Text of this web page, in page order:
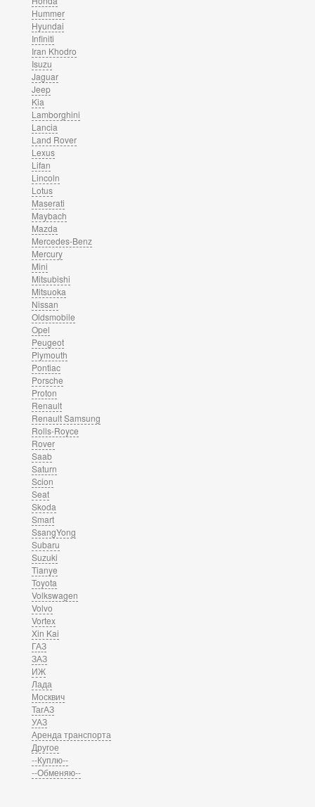
Hummer
Hyundai
Infiniti
Iran Khodro
Isuzu
Jaguar
Jeep
Kia
Lamborghini
Lancia
Land Rover
Lexus
Lifan
Lincoln
Lotus
Maserati
Maybach
Mazda
Mercedes-Benz
Mercury
Mini
Mitsubishi
Mitsuoka
Nissan
Oldsmobile
Opel
Peugeot
Plymouth
Pontiac
Porsche
Proton
Renault
Renault Samsung
Rolls-Royce
Rover
Saab
Saturn
Scion
Seat
Skoda
Smart
SsangYong
Subaru
Suzuki
Tianye
Toyota
Volkswagen
Volvo
Vortex
Xin Kai
ГАЗ
ЗАЗ
ИЖ
Лада
Москвич
ТагАЗ
УАЗ
Аренда транспорта
Другое
--Куплю--
--Обменяю--